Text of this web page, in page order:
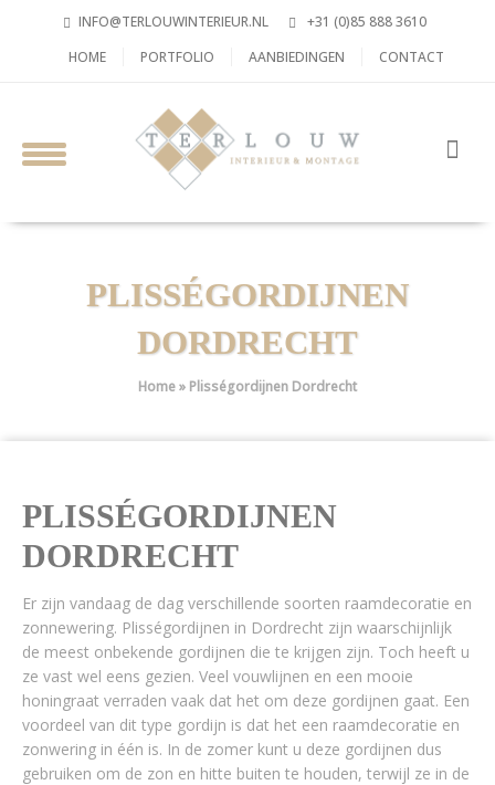
INFO@TERLOUWINTERIEUR.NL
+31 (0)85 888 3610
HOME
PORTFOLIO AANBIEDINGEN CONTACT
PLISSÉGORDIJNEN
DORDRECHT
Home» Plisségordijnen Dordrecht
PLISSÉGORDIJNEN
DORDRECHT
Er zijn vandaag de dag verschillende soorten raamdecoratie en
zonnewering. Plisségordijnen in Dordrecht zijn waarschijnlijk
de meest onbekende gordijnen die te krijgen zijn. Toch heeft u
ze vast wel eens gezien. Veel vouwlijnen en een mooie
honingraat verraden vaak dat het om deze gordijnen gaat. Een
voordeel van dit type gordijn is dat het een raamdecoratie en
zonwering in één is. In de zomer kunt u deze gordijnen dus
gebruiken om de zon en hitte buiten te houden, terwijl ze in de